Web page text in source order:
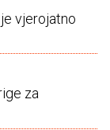
vjerojatno
za